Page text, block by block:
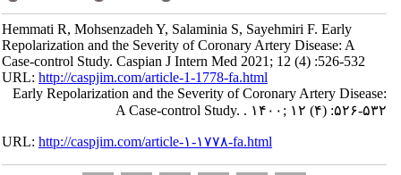
Hemmati R, Mohsenzadeh Y, Salaminia S, Sayehmiri F. Early
Repolarization and the Severity of Coronary Artery Disease: A
Case-control Study. Caspian J Intern Med 2021; 12 (4) :526-532
URL:http://caspjim.com/article-1-1778-fa.html
Early Repolarization and the Severity of Coronary Artery Disease:
A Case-control Study. . ۱۴۰۰; ۱۲ (۴) :۵۲۶-۵۳۲
URL:http://caspjim.com/article-۱-۱۷۷۸-fa.html